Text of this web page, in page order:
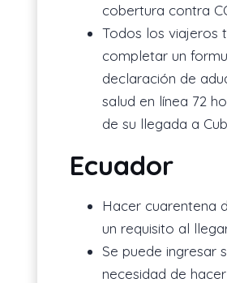
cobertura contra
Todos los viajeros
completar un
declaración de
salud en línea 72
de su llegada a
Ecuador
Hacer cuarentena
un requisito al
Se puede ingresar
necesidad de